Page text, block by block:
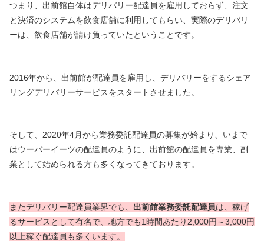
つまり、出前館自体はデリバリー配達員を雇用しておらず、注文
と決済のシステムを飲食店舗に利用してもらい、実際のデリバリ
ーは、飲食店舗が請け負っていたということです。
2016年から、出前館が配達員を雇用し、デリバリーをするシェア
リングデリバリーサービスをスタートさせました。
そして、2020年4月から業務委託配達員の募集が始まり、いまで
はウーバーイーツの配達員のように、出前館の配達員を専業、副
業として始められる方も多くなってきております。
またデリバリー配達員業界でも、 出前館業務委託配達員は、稼げ
るサービスとして有名で、地方でも1時間あたり2,000円～3,000円
以上稼ぐ配達員も多くいます。